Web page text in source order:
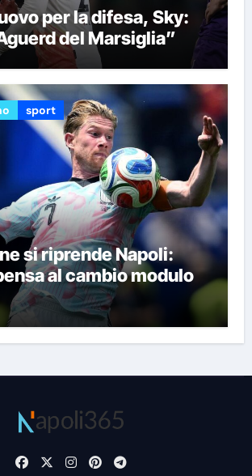
per la difesa, Sky:
del Marsiglia”
sport
si riprende Napoli:
al cambio modulo